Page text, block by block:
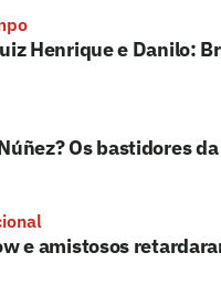
Henrique e Danilo:
Os bastidores
e amistosos